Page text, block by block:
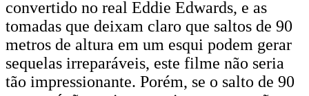
convertido no real Eddie Edwards, e as
tomadas que deixam claro que saltos de 90
metros de altura em um esqui podem gerar
sequelas irreparáveis, este filme não seria
tão impressionante. Porém, se o salto de 90